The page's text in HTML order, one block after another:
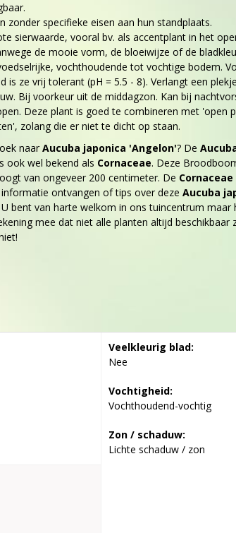
zonder specifieke eisen aan hun standplaats.
sierwaarde, vooral bv. als accentplant in het
de mooie vorm, de bloeiwijze of de
vochthoudende tot vochtige bodem.
is ze vrij tolerant (pH = 5.5 - 8). Verlangt een
Bij voorkeur uit de middagzon. Kan bij
Deze plant is goed te combineren met 'open
zolang die er niet te dicht op staan.
naar Aucuba japonica 'Angelon'? De
ook wel bekend als Cornaceae. Deze
van ongeveer 200 centimeter. De Cornaceae
ontvangen of tips over deze Aucuba
U bent van harte welkom in ons tuincentrum
mee dat niet alle planten altijd beschikbaar
Veelkleurig blad:
Nee
Vochtigheid:
Vochthoudend-vochtig
Zon / schaduw:
Lichte schaduw / zon